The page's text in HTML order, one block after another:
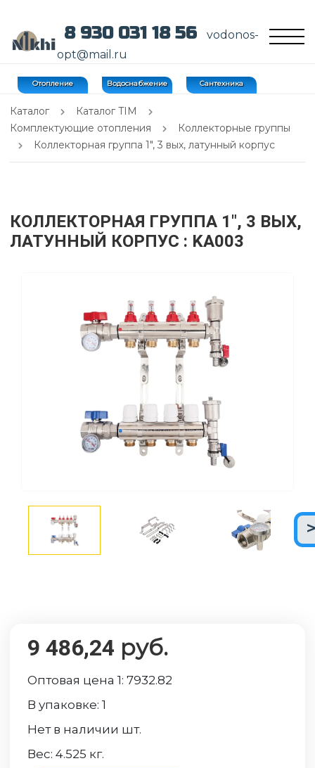
8 930 031 18 56
vodonos-
opt@mail.ru
Отопление Водоснабжение Сантехника
Каталог
Каталог TIM
Комплектующие отопления
Коллекторные группы
Коллекторная группа 1", 3 вых, латунный корпус
КОЛЛЕКТОРНАЯ ГРУППА 1", 3 ВЫХ,
ЛАТУННЫЙ КОРПУС : KA003
9 486,24 руб.
Оптовая цена 1:7932.82
В упаковке:1
Нет в наличии шт.
Вес:4.525 кг.